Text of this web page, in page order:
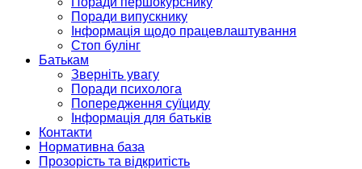
Поради випускнику
Інформація щодо працевлаштування
Стоп булінг
Батькам
Зверніть увагу
Поради психолога
Попередження суїциду
Інформація для батьків
Контакти
Нормативна база
Прозорість та відкритість